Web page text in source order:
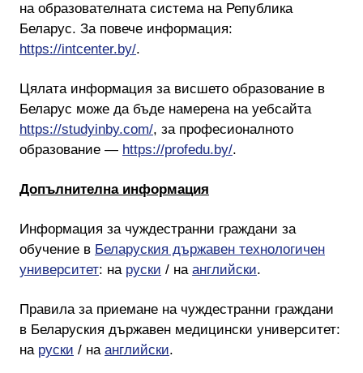
на образователната система на Република
Беларус. За повече информация:
https://intcenter.by/.
Цялата информация за висшето образование в
Беларус може да бъде намерена на уебсайта
https://studyinby.com/, за професионалното
образование — https://profedu.by/.
Допълнителна информация
Информация за чуждестранни граждани за
обучение в Беларуския държавен технологичен
университет: на руски / на английски.
Правила за приемане на чуждестранни граждани
в Беларуския държавен медицински университет:
на руски / на английски.